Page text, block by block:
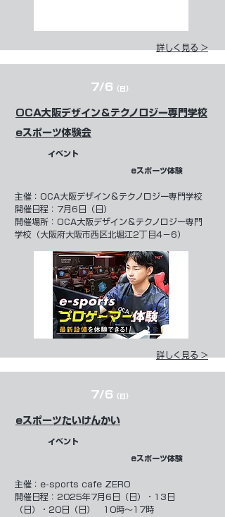
詳しく見る >
7/6 （日）
OCA大阪デザイン＆テクノロジー専門学校
eスポーツ体験会
イベント
eスポーツ体験
​主催： OCA大阪デザイン＆テクノロジー専門学校
開催日程： 7月6日（日）
開催場所：OCA大阪デザイン＆テクノロジー専門
学校（大阪府大阪市西区北堀江2丁目4−6）
詳しく見る >
7/6 （日）
eスポーツたいけんかい
イベント
eスポーツ体験
​主催： e-sports cafe ZERO
開催日程：2025年7月6日（日）・13日
（日）・20日（日） 10時～17時